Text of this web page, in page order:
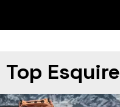
Top Esquire